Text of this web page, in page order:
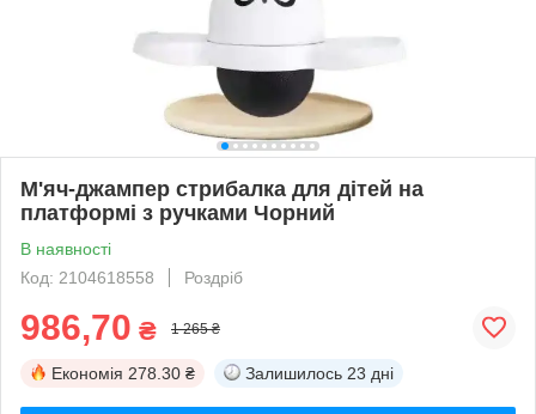
М'яч-джампер стрибалка для дітей на
платформі з ручками Чорний
В наявності
Код: 2104618558
Роздріб
986,70 ₴ 1 265 ₴
Економія 278.30 ₴ Залишилось 23 дні